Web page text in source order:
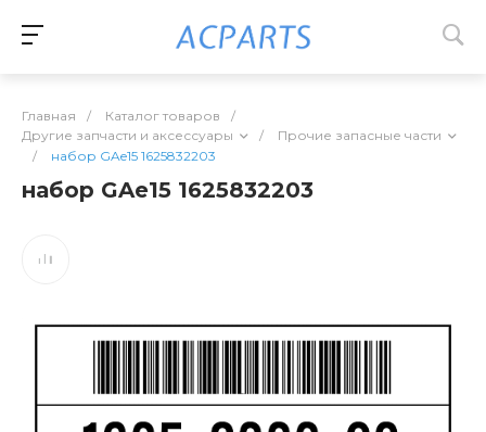
Главная / Каталог товаров
/
Другие запчасти и аксессуары
/
Прочие запасные части
/
набор GAe15 1625832203
набор GAe15 1625832203